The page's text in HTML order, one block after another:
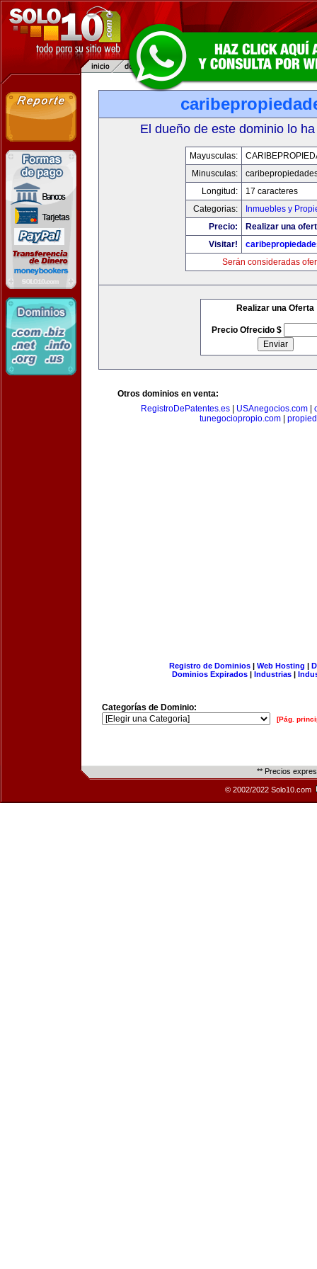
El dueño de este dominio lo
Mayusculas:
Minusculas:
Longitud:
17 caracteres
Categorias:
Inmuebles y
Precio:
Realizar una
Visitar!
Serán consideradas
Realizar una Oferta
Precio Ofrecido $
Otros dominios en venta:
RegistroDePatentes.es
USAnegocios.com
tunegociopropio.com|
Registro de Dominios| Web Hosting |
Dominios Expirados | Industrias |
Categorías de Dominio:
[Pág.
** Precios
© 2002/2022 Solo10.com